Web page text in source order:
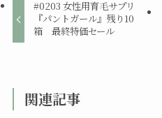
#0203 女性用育毛サプリ
『パントガール』残り10
箱 最終特価セール
関連記事